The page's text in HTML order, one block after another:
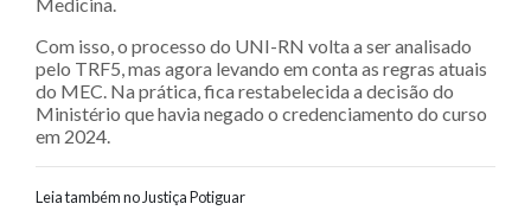
Com isso, o processo do UNI-RN volta a ser analisado
pelo TRF5, mas agora levando em conta as regras atuais
do MEC. Na prática, fica restabelecida a decisão do
Ministério que havia negado o credenciamento do curso
em 2024.
Leia também no Justiça Potiguar